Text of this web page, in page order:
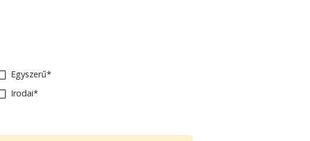
Egyszerű*
Irodai*